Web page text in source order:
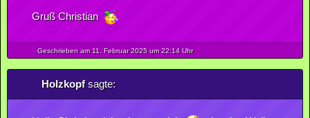
Gruß Christian
Geschrieben am 11. Februar2025um 22:14 Uhr
Holzkopfsagte: